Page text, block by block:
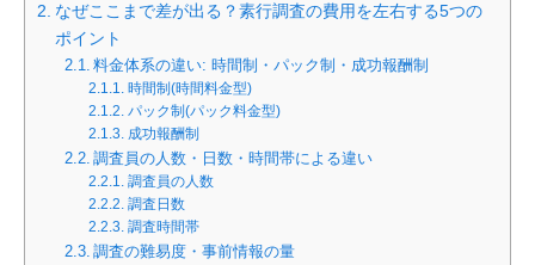
なぜここまで差が出る？素行調査の費用を左右する5つの
ポイント
料金体系の違い: 時間制・パック制・成功報酬制
時間制(時間料金型)
パック制(パック料金型)
成功報酬制
調査員の人数・日数・時間帯による違い
調査員の人数
調査日数
調査時間帯
調査の難易度・事前情報の量